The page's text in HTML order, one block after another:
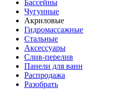
Бассейны
Чугунные
Акриловые
Гидромассажные
Стальные
Аксессуары
Слив-перелив
Панели для ванн
Распродажа
Разобрать